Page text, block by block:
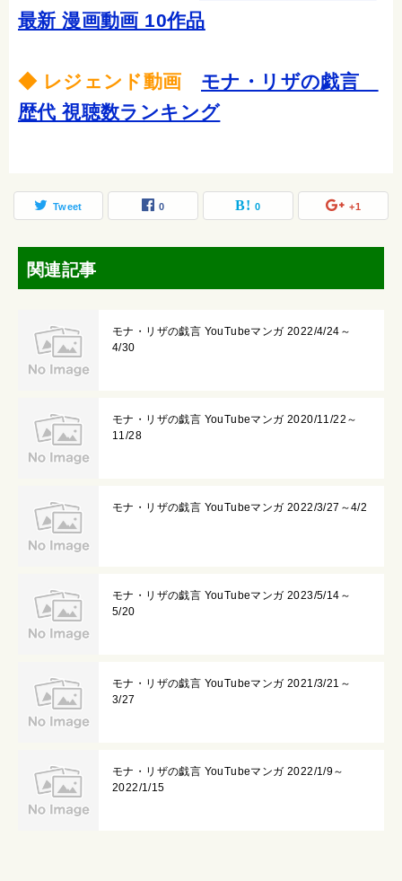
最新 漫画動画 10作品
◆ レジェンド動画 モナ・リザの戯言
歴代 視聴数ランキング
Tweet 0 0 +1
関連記事
モナ・リザの戯言 YouTubeマンガ 2022/4/24～
4/30
モナ・リザの戯言 YouTubeマンガ 2020/11/22～
11/28
モナ・リザの戯言 YouTubeマンガ 2022/3/27～4/2
モナ・リザの戯言 YouTubeマンガ 2023/5/14～
5/20
モナ・リザの戯言 YouTubeマンガ 2021/3/21～
3/27
モナ・リザの戯言 YouTubeマンガ 2022/1/9～
2022/1/15